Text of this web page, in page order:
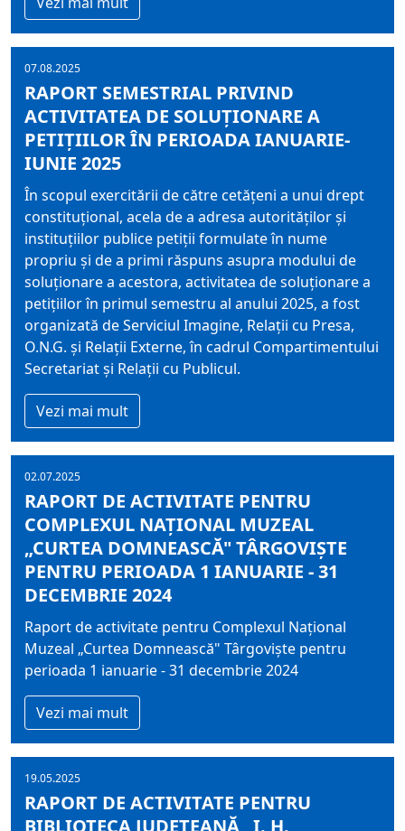
07.08.2025
RAPORT SEMESTRIAL PRIVIND
ACTIVITATEA DE SOLUȚIONARE A
PETIȚIILOR ÎN PERIOADA IANUARIE-
IUNIE 2025
În scopul exercitării de către cetățeni a unui drept
constituțional, acela de a adresa autorităților și
instituțiilor publice petiții formulate în nume
propriu și de a primi răspuns asupra modului de
soluționare a acestora, activitatea de soluționare a
petițiilor în primul semestru al anului 2025, a fost
organizată de Serviciul Imagine, Relații cu Presa,
O.N.G. și Relații Externe, în cadrul Compartimentului
Secretariat și Relații cu Publicul.
Vezi mai mult
02.07.2025
RAPORT DE ACTIVITATE PENTRU
COMPLEXUL NAŢIONAL MUZEAL
„CURTEA DOMNEASCĂ" TÂRGOVIŞTE
PENTRU PERIOADA 1 IANUARIE - 31
DECEMBRIE 2024
Raport de activitate pentru Complexul Naţional
Muzeal „Curtea Domnească" Târgovişte pentru
perioada 1 ianuarie - 31 decembrie 2024
Vezi mai mult
19.05.2025
RAPORT DE ACTIVITATE PENTRU
BIBLIOTECA JUDEŢEANĂ „I. H.